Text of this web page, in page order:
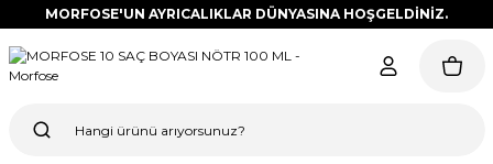
MORFOSE'UN AYRICALIKLAR DÜNYASINA HOŞGELDİNİZ.